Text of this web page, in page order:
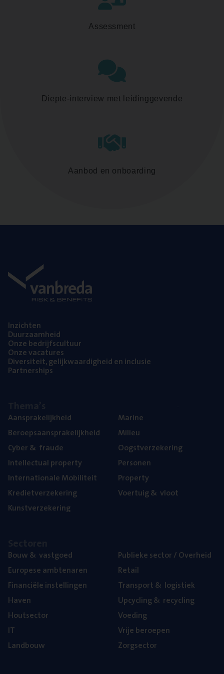
Assessment
Diepte-interview met leidinggevende
Aanbod en onboarding
Inzich­ten
Duur­zaam­heid
Onze bedrijfs­cul­tuur
Onze vaca­tu­res
Diver­si­teit, gelijk­waar­dig­heid en inclusie
Part­ner­ships
Aan­spra­ke­lijk­heid
Beroeps­aan­spra­ke­lijk­heid
Cyber& fraude
Intel­lec­tu­al property
Inter­na­ti­o­na­le Mobiliteit
Kre­diet­ver­ze­ke­ring
Kunst­ver­ze­ke­ring
Mari­ne
Mili­eu
Oogst­ver­ze­ke­ring
Per­so­nen
Pro­per­ty
Voer­tuig& vloot
Bouw& vastgoed
Euro­pe­se ambtenaren
Finan­ci­ë­le instellingen
Haven
Hout­sec­tor
IT
Land­bouw
Publie­ke sec­tor / Overheid
Retail
Trans­port& logistiek
Upcy­cling& recycling
Voe­ding
Vrije beroe­pen
Zorg­sec­tor